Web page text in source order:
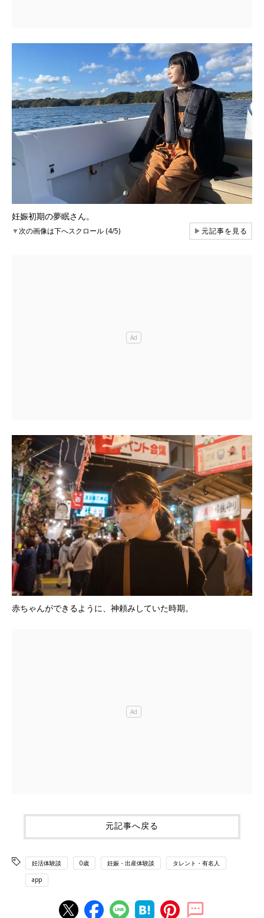
妊娠初期の夢眠さん。
▼次の画像は下へスクロール (4/5) ▶元記事を見る
赤ちゃんができるように、神頼みしていた時期。
元記事へ戻る
妊活体験談 0歳 妊娠・出産体験談 タレント・有名人
app